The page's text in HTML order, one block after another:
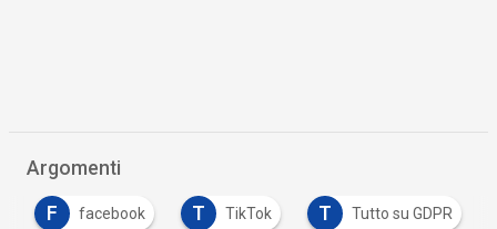
Argomenti
F facebook T TikTok T Tutto su GDPR